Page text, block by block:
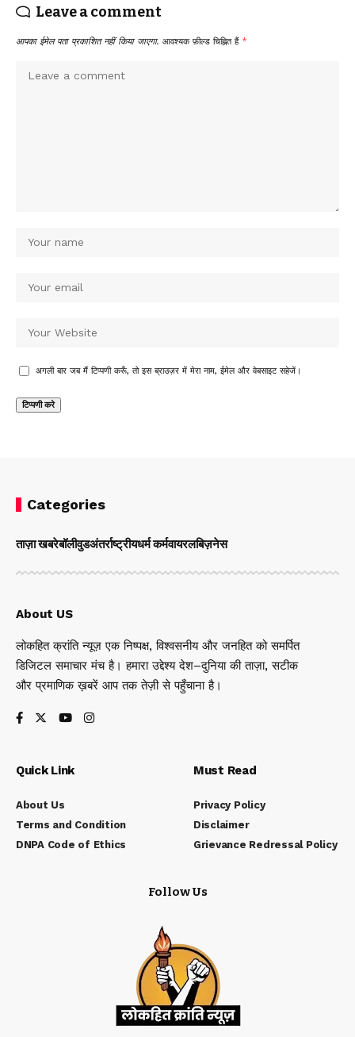
Leave a comment
आपका ईमेल पता प्रकाशित नहीं किया जाएगा. आवश्यक फ़ील्ड चिह्नित हैं *
अगली बार जब मैं टिप्पणी करूँ, तो इस ब्राउज़र में मेरा नाम, ईमेल और वेबसाइट सहेजें।
Categories
ताज़ा खबरेबॉलीवुडअंतर्राष्ट्रीयधर्म कर्मवायरलबिज़नेस
About US
लोकहित क्रांति न्यूज़ एक निष्पक्ष, विश्वसनीय और जनहित को समर्पित
डिजिटल समाचार मंच है। हमारा उद्देश्य देश–दुनिया की ताज़ा, सटीक
और प्रमाणिक ख़बरें आप तक तेज़ी से पहुँचाना है।
Quick Link
About Us
Terms and Condition
DNPA Code of Ethics
Must Read
Privacy Policy
Disclaimer
Grievance Redressal Policy
Follow Us